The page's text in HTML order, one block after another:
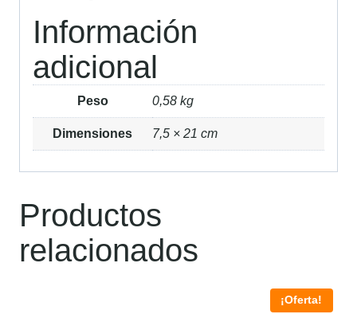
Información
adicional
Peso 0,58 kg
Dimensiones 7,5 × 21 cm
Productos
relacionados
¡Oferta!